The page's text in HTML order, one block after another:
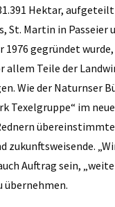
Hektar,
St. Martin in
1976 gegründet
allem Teile der
Wie der Naturnser
Texelgruppe“ im
zukunftsweisende.
Auftrag sein,
übernehmen.